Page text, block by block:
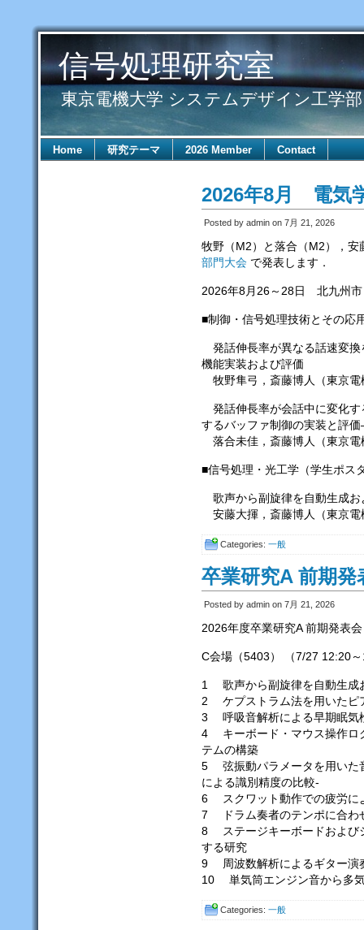
信号処理研究室
東京電機大学 システムデザイン工
Home 研究テーマ 2026 Member Contact
2026年8月 電気
Posted by admin on 7月 21, 2026
牧野（M2）と落合（M2），
部門大会 で発表します．
2026年8月26～28日 北九州市
■制御・信号処理技術とその応
発話伸長率が異なる話速変換
機能実装および評価
牧野隼弓，斎藤博人（東京電
発話伸長率が会話中に変化
するバッファ制御の実装と評
落合未佳，斎藤博人（東京電
■信号処理・光工学（学生ポス
歌声から副旋律を自動生成お
安藤大揮，斎藤博人（東京電
Categories: 一般
卒業研究A 前期発
Posted by admin on 7月 21, 2026
2026年度卒業研究A 前期発表会
C会場（5403） （7/27 12:20
1 歌声から副旋律を自動生成
2 ケプストラム法を用いたピ
3 呼吸音解析による早期眠気
4 キーボード・マウス操作ロ
テムの構築
5 弦振動パラメータを用いた
による識別精度の比較-
6 スクワット動作での疲労に
7 ドラム奏者のテンポに合わ
8 ステージキーボードおよび
する研究
9 周波数解析によるギター演
10 単気筒エンジン音から多
Categories: 一般